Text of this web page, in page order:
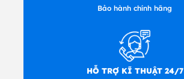
Bảo hành chính hãng
HỖ TRỢ KĨ THUẬT 24/7